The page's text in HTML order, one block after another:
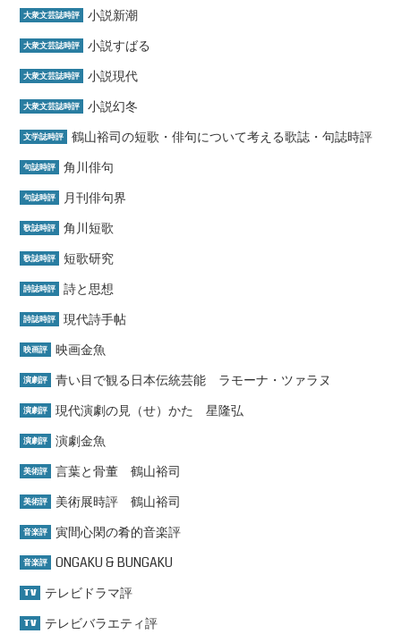
大衆文芸誌時評 小説新潮
大衆文芸誌時評 小説すばる
大衆文芸誌時評 小説現代
大衆文芸誌時評 小説幻冬
文学誌時評 鶴山裕司の短歌・俳句について考える歌誌・句誌時評
句誌時評 角川俳句
句誌時評 月刊俳句界
歌誌時評 角川短歌
歌誌時評 短歌研究
詩誌時評 詩と思想
詩誌時評 現代詩手帖
映画評 映画金魚
演劇評 青い目で観る日本伝統芸能 ラモーナ・ツァラヌ
演劇評 現代演劇の見（せ）かた 星隆弘
演劇評 演劇金魚
美術評 言葉と骨董 鶴山裕司
美術評 美術展時評 鶴山裕司
音楽評 寅間心閑の肴的音楽評
音楽評 ONGAKU & BUNGAKU
TV テレビドラマ評
TV テレビバラエティ評